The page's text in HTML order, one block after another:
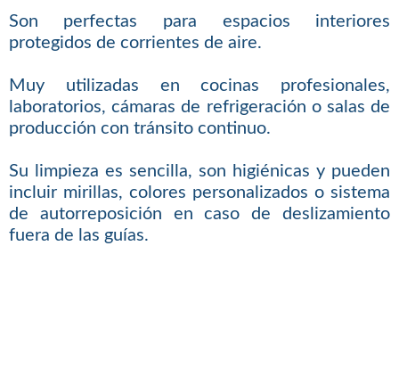
Son perfectas para espacios interiores
protegidos de corrientes de aire.
Muy utilizadas en cocinas profesionales,
laboratorios, cámaras de refrigeración o salas de
producción con tránsito continuo.
Su limpieza es sencilla, son higiénicas y pueden
incluir mirillas, colores personalizados o sistema
de autorreposición en caso de deslizamiento
fuera de las guías.